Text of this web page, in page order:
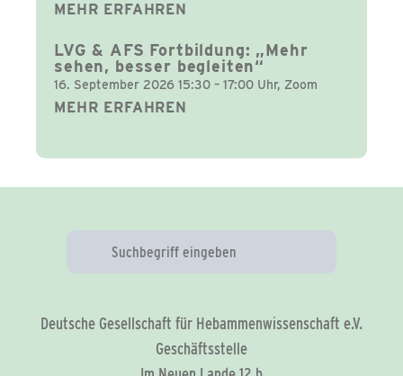
MEHR ERFAHREN
LVG & AFS Fortbildung: „Mehr
sehen, besser begleiten“
16. September 2026 15:30 – 17:00 Uhr, Zoom
MEHR ERFAHREN
Deutsche Gesellschaft für Hebammenwissenschaft e.V.
Geschäftsstelle